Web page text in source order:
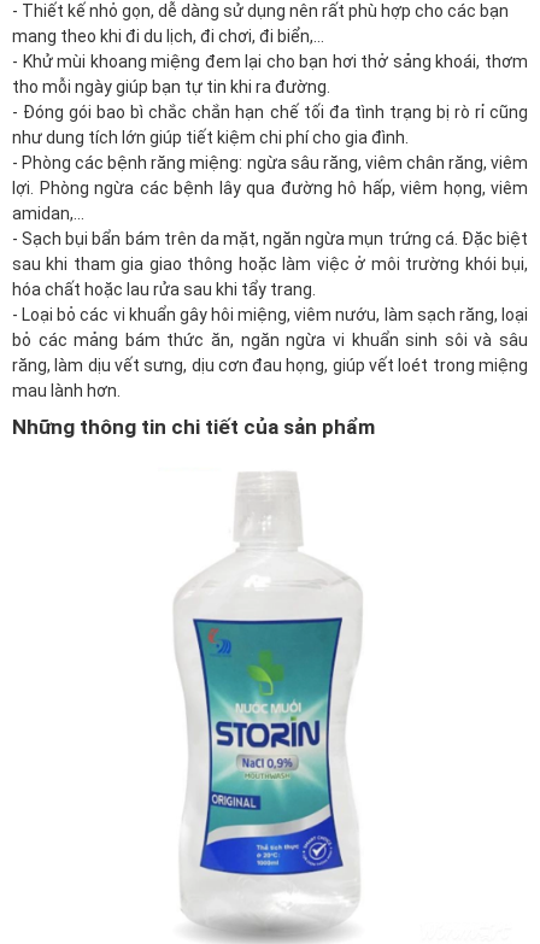
- Thiết kế nhỏ gọn, dễ dàng sử dụng nên rất phù hợp cho các bạn
mang theo khi đi du lịch, đi chơi, đi biển,…
- Khử mùi khoang miệng đem lại cho bạn hơi thở sảng khoái, thơm
tho mỗi ngày giúp bạn tự tin khi ra đường.
- Đóng gói bao bì chắc chắn hạn chế tối đa tình trạng bị rò rỉ cũng
như dung tích lớn giúp tiết kiệm chi phí cho gia đình
- Phòng các bệnh răng miệng: ngừa sâu răng, viêm chân răng, viêm
lợi. Phòng ngừa các bệnh lây qua đường hô hấp, viêm họng, viêm
amidan,...
- Sạch bụi bẩn bám trên da mặt, ngăn ngừa mụn trứng cá. Đặc biệt
sau khi tham gia giao thông hoặc làm việc ở môi trường khói bụi,
hóa chất hoặc lau rửa sau khi tẩy trang.
- Loại bỏ các vi khuẩn gây hôi miệng, viêm nướu, làm sạch răng, loại
bỏ các mảng bám thức ăn, ngăn ngừa vi khuẩn sinh sôi và sâu
răng, làm dịu vết sưng, dịu cơn đau họng, giúp vết loét trong miệng
mau lành hơn.
Những thông tin chi tiết của sản phẩm